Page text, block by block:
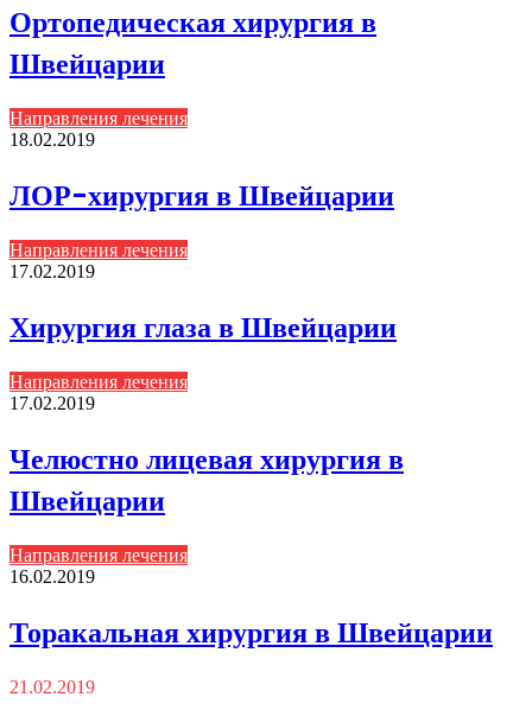
Ортопедическая хирургия в
Швейцарии
Направления лечения
18.02.2019
ЛОР-хирургия в Швейцарии
Направления лечения
17.02.2019
Хирургия глаза в Швейцарии
Направления лечения
17.02.2019
Челюстно лицевая хирургия в
Швейцарии
Направления лечения
16.02.2019
Торакальная хирургия в Швейцарии
21.02.2019